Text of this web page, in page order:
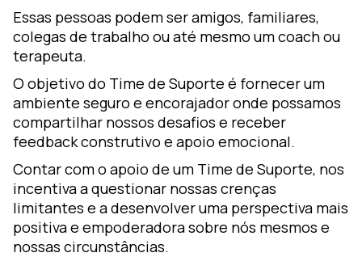
Essas pessoas podem ser amigos, familiares,
colegas de trabalho ou até mesmo um coach ou
terapeuta.
O objetivo do Time de Suporte é fornecer um
ambiente seguro e encorajador onde possamos
compartilhar nossos desafios e receber
feedback construtivo e apoio emocional.
Contar com o apoio de um Time de Suporte, nos
incentiva a questionar nossas crenças
limitantes e a desenvolver uma perspectiva mais
positiva e empoderadora sobre nós mesmos e
nossas circunstâncias.